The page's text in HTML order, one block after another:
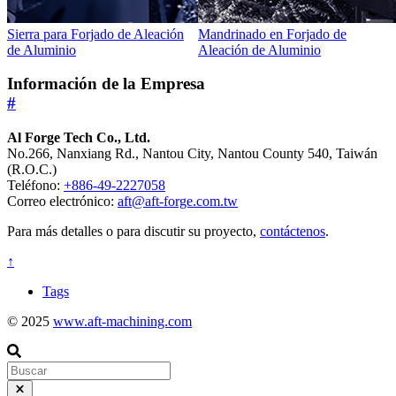
Sierra para Forjado de Aleación
de Aluminio
Mandrinado en Forjado de
Aleación de Aluminio
Información de la Empresa
#
Al Forge Tech Co., Ltd.
No.266, Nanxiang Rd., Nantou City, Nantou County 540, Taiwán
(R.O.C.)
Teléfono: +886-49-2227058
Correo electrónico: aft@aft-forge.com.tw
Para más detalles o para discutir su proyecto, contáctenos.
↑
Tags
© 2025 www.aft-machining.com